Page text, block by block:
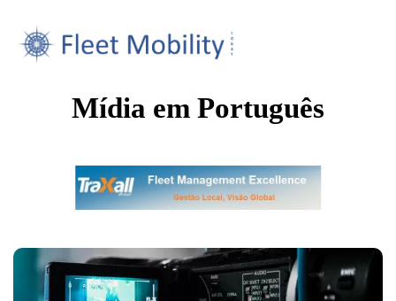
Mídia em Português